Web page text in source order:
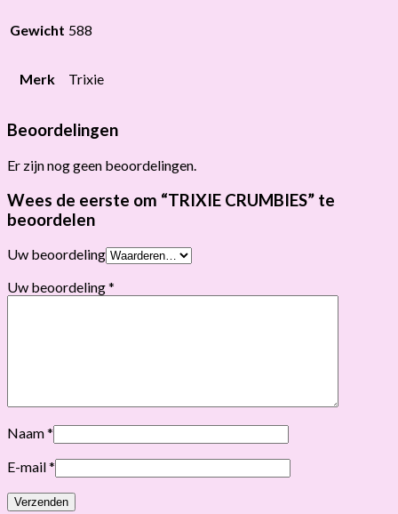
Gewicht 588
Merk Trixie
Beoordelingen
Er zijn nog geen beoordelingen.
Wees de eerste om “TRIXIE CRUMBIES” te
beoordelen
Uw beoordeling
Uw beoordeling*
Naam*
E-mail*